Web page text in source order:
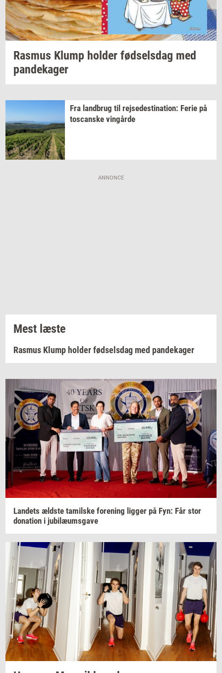
Ras­mus Klump hol­der fød­sels­dag med
pan­de­ka­ger
Fra land­brug til rej­se­desti­na­tion: Ferie på
toscan­ske vin­går­de
ANNONCE
Mest læste
Rasmus Klump holder fødselsdag med pandekager
Lan­dets æld­ste ta­mil­ske for­e­ning lig­ger på Fyn: Får stor
do­na­tion i ju­bilæums­ga­ve